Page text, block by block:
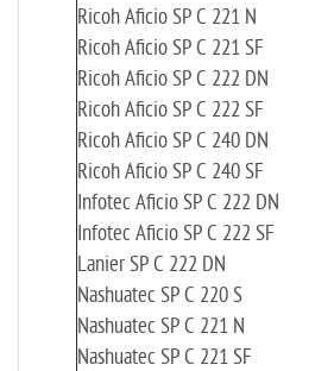
Ricoh Aficio SP C 221 N
Ricoh Aficio SP C 221 SF
Ricoh Aficio SP C 222 DN
Ricoh Aficio SP C 222 SF
Ricoh Aficio SP C 240 DN
Ricoh Aficio SP C 240 SF
Infotec Aficio SP C 222 DN
Infotec Aficio SP C 222 SF
Lanier SP C 222 DN
Nashuatec SP C 220 S
Nashuatec SP C 221 N
Nashuatec SP C 221 SF